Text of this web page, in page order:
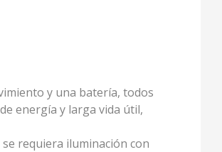
y una batería, todos
energía y larga vida útil,
requiera iluminación con